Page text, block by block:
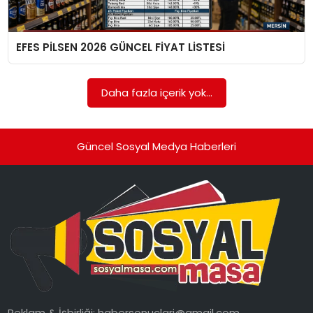
SPOR
GÜNDEM
EFES PİLSEN 2026 GÜNCEL FİYAT LİSTESİ
Daha fazla içerik yok...
Güncel Sosyal Medya Haberleri